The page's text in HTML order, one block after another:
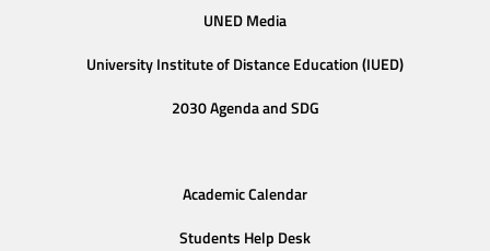
UNED Media
University Institute of Distance Education (IUED)
2030 Agenda and SDG
Academic Calendar
Students Help Desk